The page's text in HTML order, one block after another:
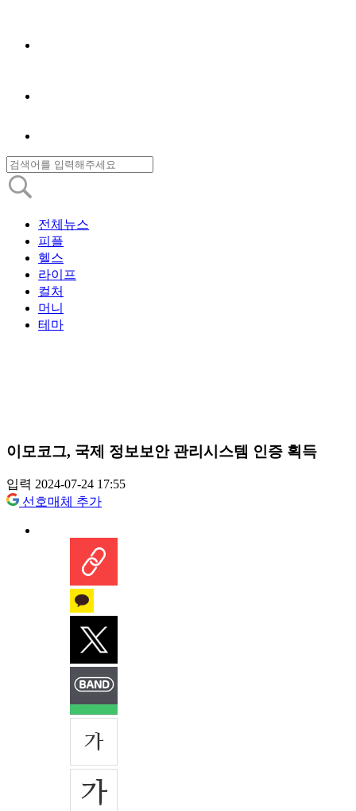
전체뉴스
피플
헬스
라이프
컬처
머니
테마
이모코그, 국제 정보보안 관리시스템 인증 획득
입력 2024-07-24 17:55
선호매체 추가